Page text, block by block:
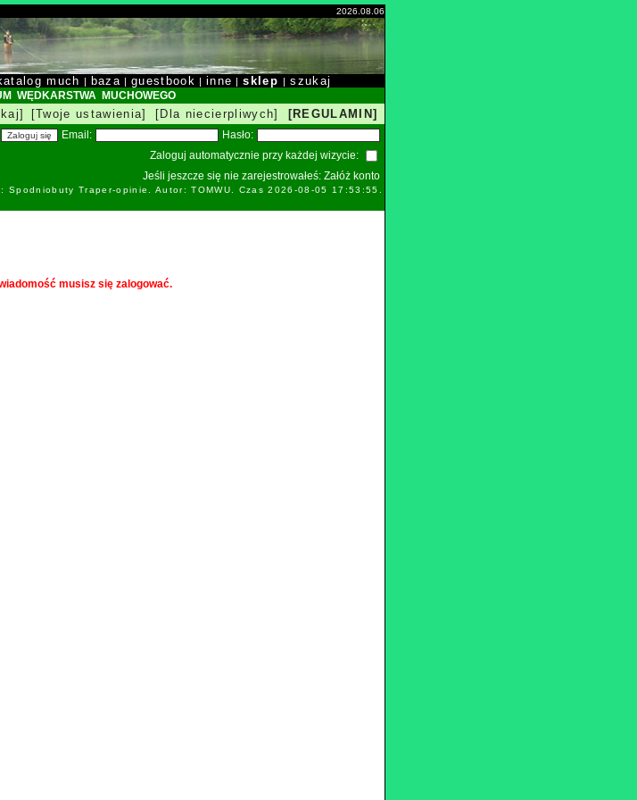
2026.08.06
much | baza | guestbook | inne |sklep |szukaj
WĘDKARSTWA MUCHOWEGO
[Twoje ustawienia] [Dla niecierpliwych] [REGULAMIN]
Email:
Hasło:
Zaloguj automatycznie przy każdej wizycie:
Jeśli jeszcze się nie zarejestrowałeś: Załóż konto
Spodniobuty Traper-opinie. Autor: TOMWU. Czas 2026-08-05 17:53:55.
musisz się zalogować.